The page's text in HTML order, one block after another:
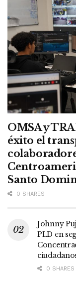
OMSA y
éxito el
Santo
0 SHARES
Johnny
PLD en
0 SHARES